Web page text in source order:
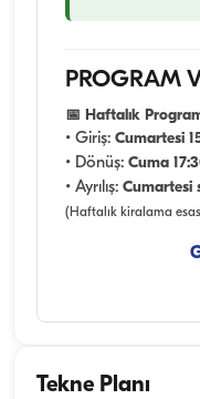
PROGRAM
📅 Haftalık
• Giriş: Cumartesi
• Dönüş: Cuma
• Ayrılış: Cumartesi
(Haftalık kiralama
Tekne Planı